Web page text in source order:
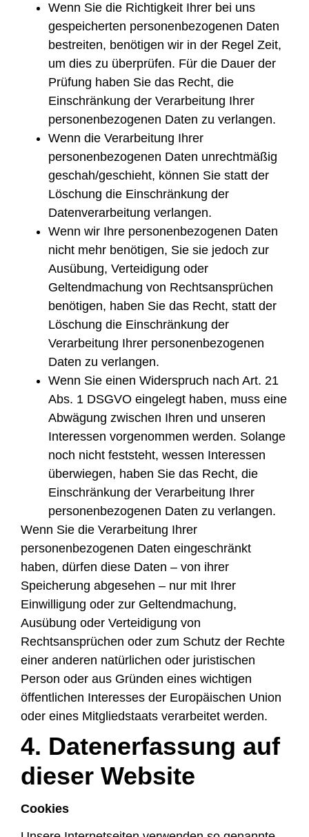
Wenn Sie die Richtigkeit Ihrer bei uns
gespeicherten personenbezogenen Daten
bestreiten, benötigen wir in der Regel Zeit,
um dies zu überprüfen. Für die Dauer der
Prüfung haben Sie das Recht, die
Einschränkung der Verarbeitung Ihrer
personenbezogenen Daten zu verlangen.
Wenn die Verarbeitung Ihrer
personenbezogenen Daten unrechtmäßig
geschah/geschieht, können Sie statt der
Löschung die Einschränkung der
Datenverarbeitung verlangen.
Wenn wir Ihre personenbezogenen Daten
nicht mehr benötigen, Sie sie jedoch zur
Ausübung, Verteidigung oder
Geltendmachung von Rechtsansprüchen
benötigen, haben Sie das Recht, statt der
Löschung die Einschränkung der
Verarbeitung Ihrer personenbezogenen
Daten zu verlangen.
Wenn Sie einen Widerspruch nach Art. 21
Abs. 1 DSGVO eingelegt haben, muss eine
Abwägung zwischen Ihren und unseren
Interessen vorgenommen werden. Solange
noch nicht feststeht, wessen Interessen
überwiegen, haben Sie das Recht, die
Einschränkung der Verarbeitung Ihrer
personenbezogenen Daten zu verlangen.
Wenn Sie die Verarbeitung Ihrer
personenbezogenen Daten eingeschränkt
haben, dürfen diese Daten – von ihrer
Speicherung abgesehen – nur mit Ihrer
Einwilligung oder zur Geltendmachung,
Ausübung oder Verteidigung von
Rechtsansprüchen oder zum Schutz der Rechte
einer anderen natürlichen oder juristischen
Person oder aus Gründen eines wichtigen
öffentlichen Interesses der Europäischen Union
oder eines Mitgliedstaats verarbeitet werden.
4. Datenerfassung auf
dieser Website
Cookies